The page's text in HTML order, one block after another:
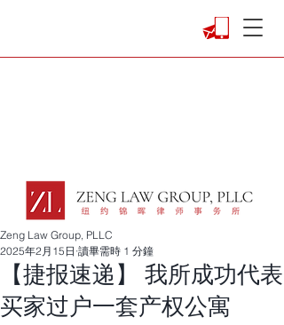
【捷报速递】 我所成功代表
买家过户一套产权公寓
Zeng Law Group, PLLC
2025年2月15日 讀畢需時 1 分鐘